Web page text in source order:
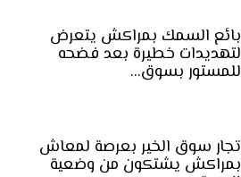
بائع السمك بمراكش يتعرض
لتهديدات خطيرة بعد فضحه
للمستور بسوق…
تجار سوق الخير بعرصة لمعاش
بمراكش يشتكون من وضعية